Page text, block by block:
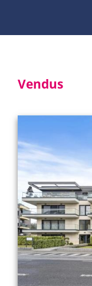
Vendus